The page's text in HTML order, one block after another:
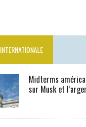
Midterms
sur Musk et